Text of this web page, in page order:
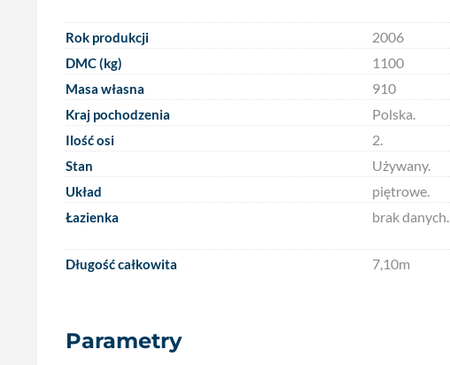
Rok produkcji 2006
DMC (kg) 1100
Masa własna 910
Kraj pochodzenia Polska.
Ilość osi 2.
Stan Używany.
Układ piętrowe.
Łazienka brak danych.
Długość całkowita 7,10m
Parametry